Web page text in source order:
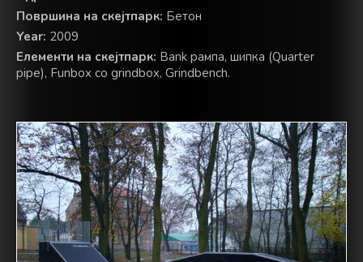
Површина на скејтпарк: Бетон
Year: 2009
Елементи на скејтпарк: Bank рампа, шипка (Quarter
pipe), Funbox со grindbox, Grindbench.